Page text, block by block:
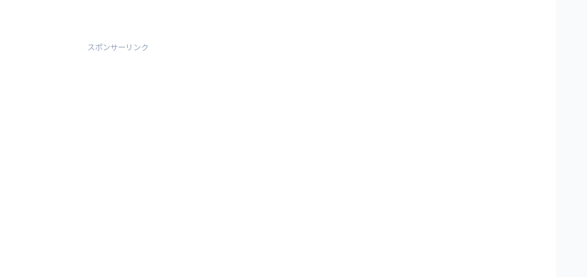
スポンサーリンク